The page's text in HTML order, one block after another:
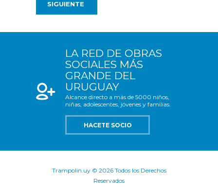
LA RED DE OBRAS
SOCIALES MÁS
GRANDE DEL
URUGUAY
Alcance directo a más de 5000 niños,
niñas, adolescentes, jóvenes y familias.
HACETE SOCIO
Trampolin.uy © 2026 Todos los Derechos
Reservados